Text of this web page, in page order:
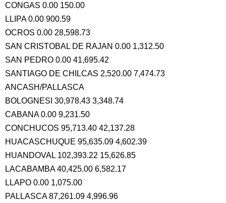
CONGAS 0.00 150.00
LLIPA 0.00 900.59
OCROS 0.00 28,598.73
SAN CRISTOBAL DE RAJAN 0.00 1,312.50
SAN PEDRO 0.00 41,695.42
SANTIAGO DE CHILCAS 2,520.00 7,474.73
ANCASH/PALLASCA
BOLOGNESI 30,978.43 3,348.74
CABANA 0.00 9,231.50
CONCHUCOS 95,713.40 42,137.28
HUACASCHUQUE 95,635.09 4,602.39
HUANDOVAL 102,393.22 15,626.85
LACABAMBA 40,425.00 6,582.17
LLAPO 0.00 1,075.00
PALLASCA 87,261.09 4,996.96